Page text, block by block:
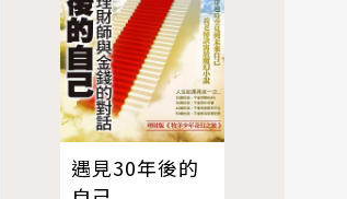
遇見30年後的